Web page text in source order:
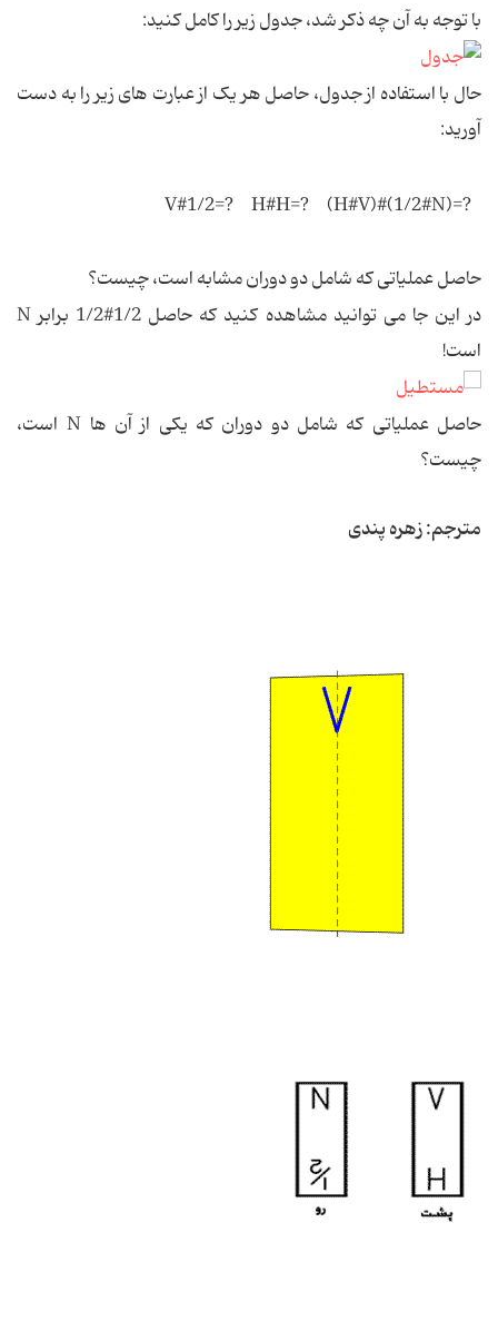
با توجه به آن چه ذکر شد، جدول زیر را کامل کنید:
حال با استفاده از جدول، حاصل هر یک از عبارت های زیر را به دست
آورید:
V#1/2=? H#H=? (H#V)#(1/2#N)=?
حاصل عملیاتی که شامل دو دوران مشابه است، چیست؟
در این جا می توانید مشاهده کنید که حاصل 1/2#1/2 برابر N
است!
حاصل عملیاتی که شامل دو دوران که یکی از آن ها N است،
چیست؟
مترجم: زهره پندی